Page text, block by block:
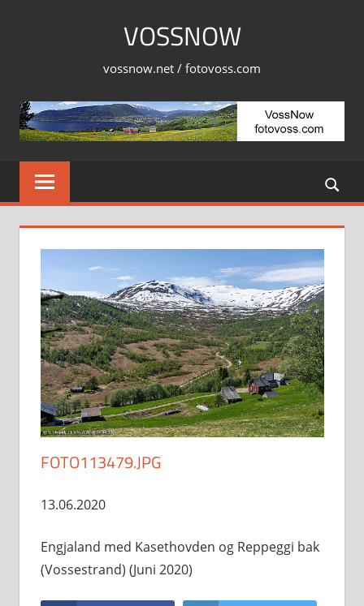
VOSSNOW
vossnow.net / fotovoss.com
FOTO113479.JPG
13.06.2020
Engjaland med Kasethovden og Reppeggi bak
(Vossestrand) (Juni 2020)